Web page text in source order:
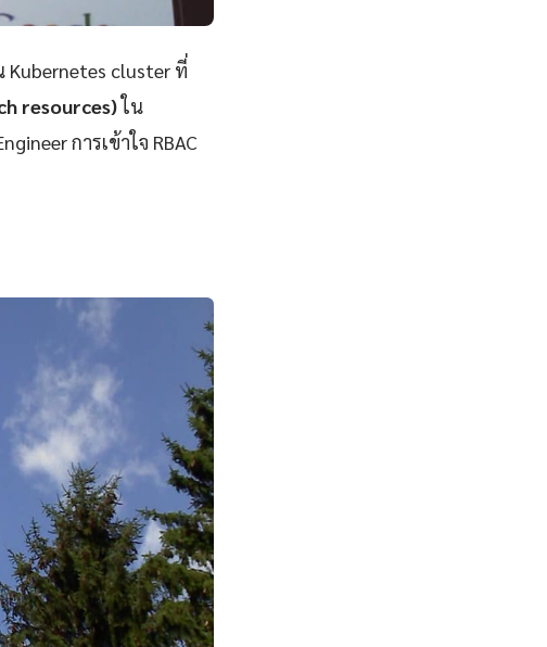
Kubernetes cluster ที่
resources)ใน
การเข้าใจ RBAC